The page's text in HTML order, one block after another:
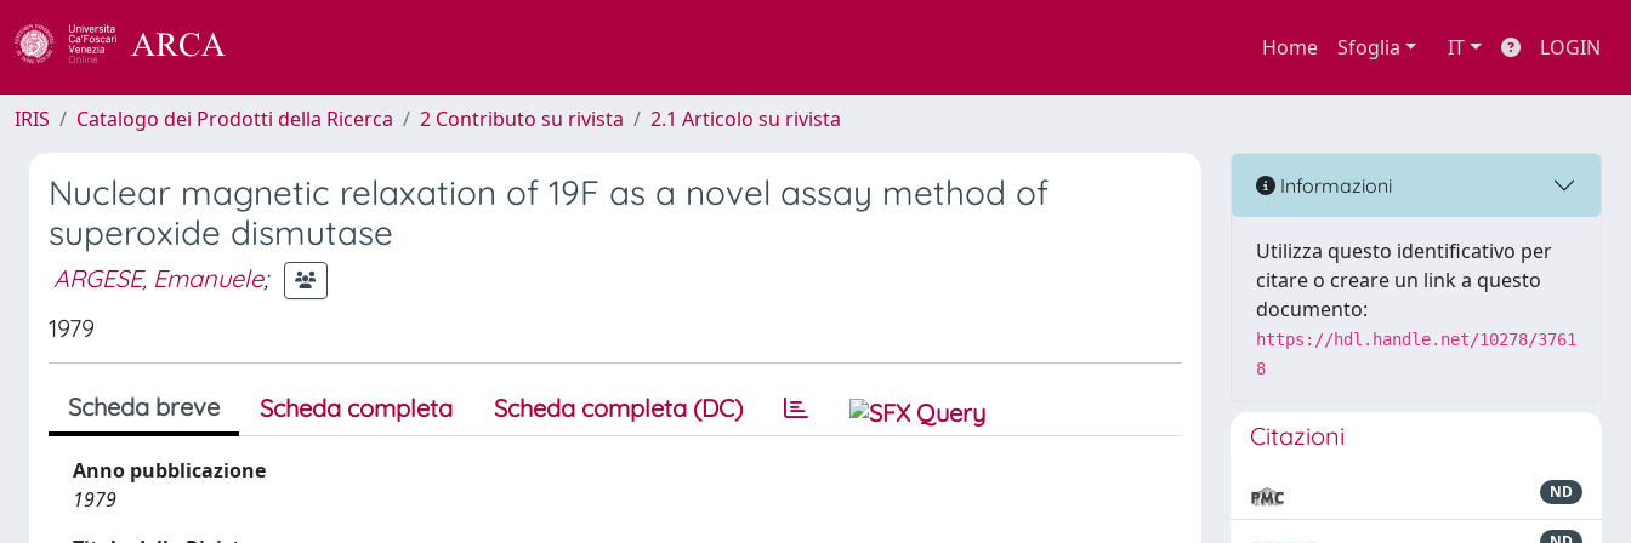
Home Sfoglia IT LOGIN
IRIS Catalogo dei Prodotti della Ricerca 2 Contributo su rivista 2.1 Articolo su rivista
Nuclear magnetic relaxation of 19F as a novel assay method of
superoxide dismutase
ARGESE, Emanuele;
1979
Scheda breve Scheda completa Scheda completa (DC)
Anno pubblicazione
1979
Informazioni
Utilizza questo identificativo per
citare o creare un link a questo
documento:
https://hdl.handle.net/10278/3761
8
Citazioni
ND